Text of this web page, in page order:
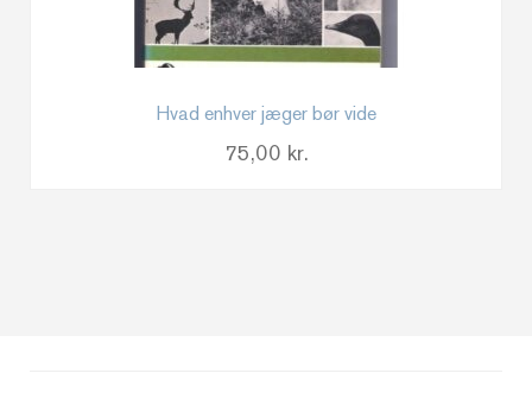
Hvad enhver jæger bør vide
75,00 kr.